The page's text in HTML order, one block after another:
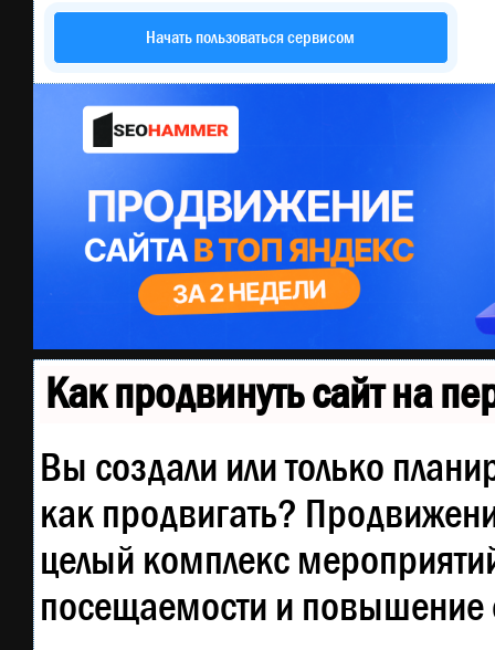
Начать пользоваться сервисом
Как продвинуть сайт на
Вы создали или только
как продвигать?
целый комплекс
посещаемости и повышение